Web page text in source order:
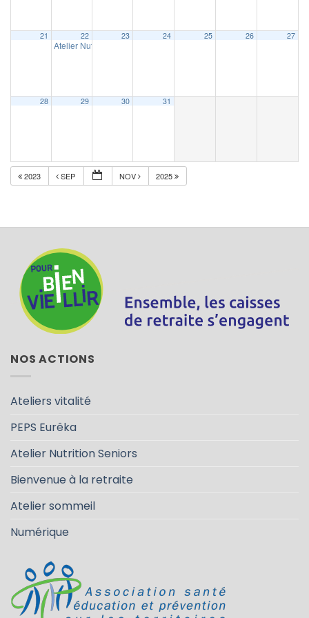
21 22
Atelier Nutrition – Langrolay-sur-Rance (22)
23 24 25 26 27
28 29 30 31
2023 SEP NOV 2025
NOS ACTIONS
Ateliers vitalité
PEPS Eurêka
Atelier Nutrition Seniors
Bienvenue à la retraite
Atelier sommeil
Numérique